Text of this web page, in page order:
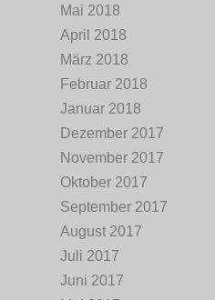
Mai 2018
April 2018
März 2018
Februar 2018
Januar 2018
Dezember 2017
November 2017
Oktober 2017
September 2017
August 2017
Juli 2017
Juni 2017